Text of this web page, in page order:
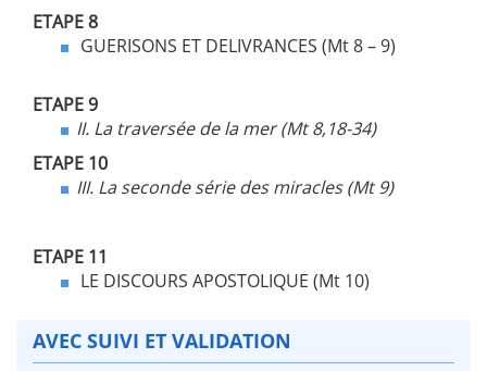
ETAPE 8
GUERISONS ET DELIVRANCES (Mt 8 – 9)
ETAPE 9
II. La traversée de la mer (Mt 8,18-34)
ETAPE 10
III. La seconde série des miracles (Mt 9)
ETAPE 11
LE DISCOURS APOSTOLIQUE (Mt 10)
AVEC SUIVI ET VALIDATION